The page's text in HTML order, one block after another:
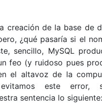
creación de la base de
¿qué pasaría si el
sencillo, MySQL
feo (y ruidoso pues
el altavoz de la
este error,
sentencia lo siguiente: